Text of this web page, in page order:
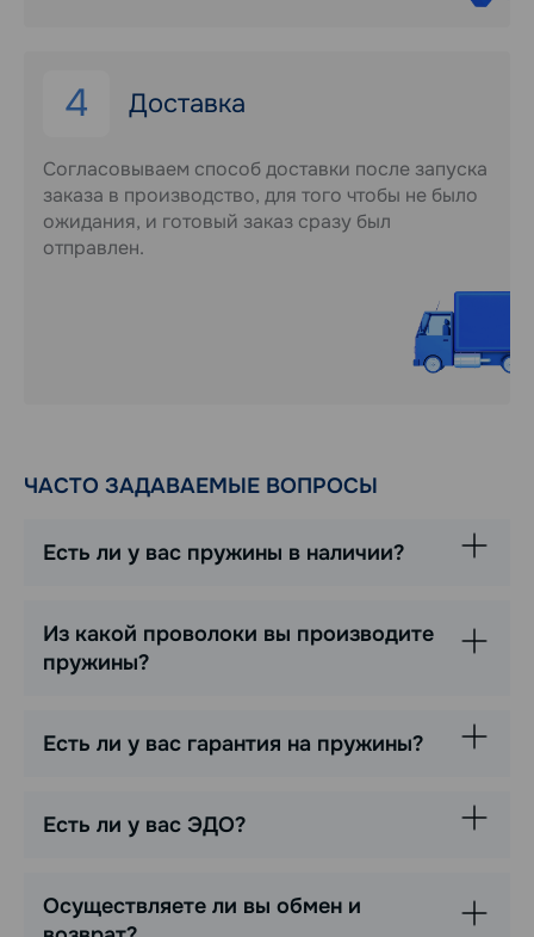
4 Доставка
Согласовываем способ доставки после запуска
заказа в производство, для того чтобы не было
ожидания, и готовый заказ сразу был
отправлен.
ЧАСТО ЗАДАВАЕМЫЕ ВОПРОСЫ
Есть ли у вас пружины в наличии?
Из какой проволоки вы производите
пружины?
Есть ли у вас гарантия на пружины?
Есть ли у вас ЭДО?
Осуществляете ли вы обмен и